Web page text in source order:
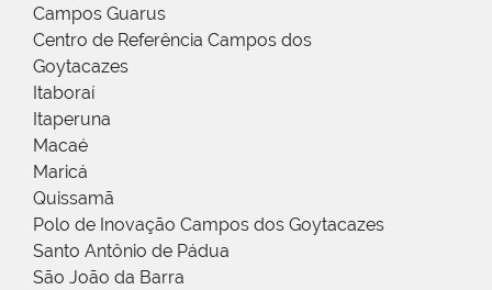
Campos Guarus
Centro de Referência Campos dos
Goytacazes
Itaboraí
Itaperuna
Macaé
Maricá
Quissamã
Polo de Inovação Campos dos Goytacazes
Santo Antônio de Pádua
São João da Barra